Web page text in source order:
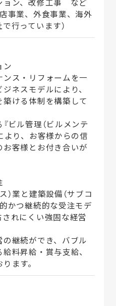
事業、外食事業、海外
行っています）
ン
ス・リフォームを一
ネスモデルにより、
ける体制を構築して
ビル管理（ビルメンテ
より、お客様からの信
客様とお付き合いが
）業と建築設備（サブコ
かつ継続的な受注モデ
れにくい強固な経営
継続ができ、バブル
料昇給・賞与支給、
ます。